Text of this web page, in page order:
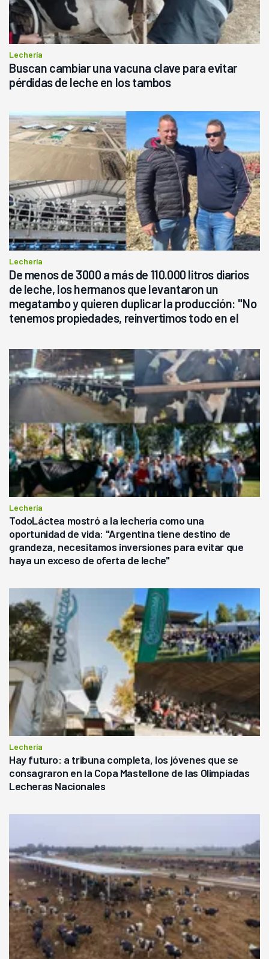
Lechería
Buscan cambiar una vacuna clave para evitar
pérdidas de leche en los tambos
Lechería
De menos de 3000 a más de 110.000 litros diarios
de leche, los hermanos que levantaron un
megatambo y quieren duplicar la producción: "No
tenemos propiedades, reinvertimos todo en el
Lechería
TodoLáctea mostró a la lechería como una
oportunidad de vida: "Argentina tiene destino de
grandeza, necesitamos inversiones para evitar que
haya un exceso de oferta de leche"
Lechería
Hay futuro: a tribuna completa, los jóvenes que se
consagraron en la Copa Mastellone de las Olimpíadas
Lecheras Nacionales